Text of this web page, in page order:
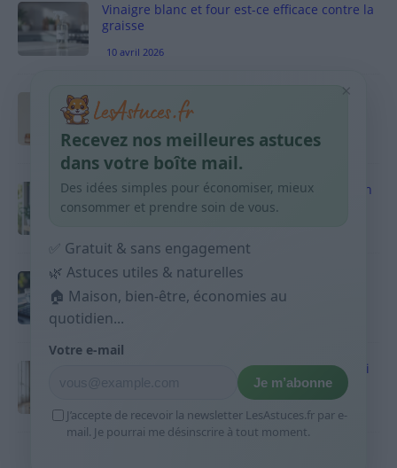
Vinaigre blanc et four est-ce efficace contre la
graisse
10 avril 2026
Taches pigmentaires : routine simple +
habitudes qui aident
9 avril 2026
Produits ménagers : comment économiser en
courses sans acheter 10 sprays
Budget mensuel : méthode rapide pour
répartir son salaire dès le jour de paie
9 avril 2026
Sport 10 minutes par jour est-ce utile et quoi
9 avril 2026
×
Recevez nos meilleures astuces
dans votre boîte mail.
Des idées simples pour économiser, mieux
consommer et prendre soin de vous.
✅ Gratuit & sans engagement
🌿 Astuces utiles & naturelles
🏠 Maison, bien-être, économies au
quotidien...
Votre e-mail
Je m’abonne
J’accepte de recevoir la newsletter LesAstuces.fr par e-
mail. Je pourrai me désinscrire à tout moment.